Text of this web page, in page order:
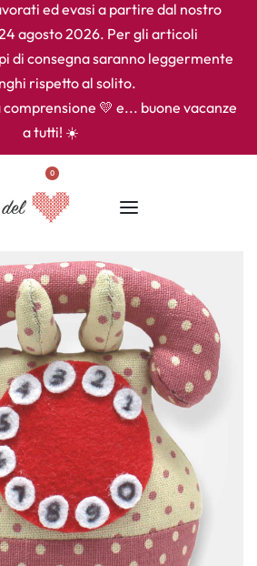
ed evasi a partire dal nostro
agosto 2026. Per gli articoli
di consegna saranno leggermente
rispetto al solito.
💛 e... buone vacanze
a tutti! ☀️
0